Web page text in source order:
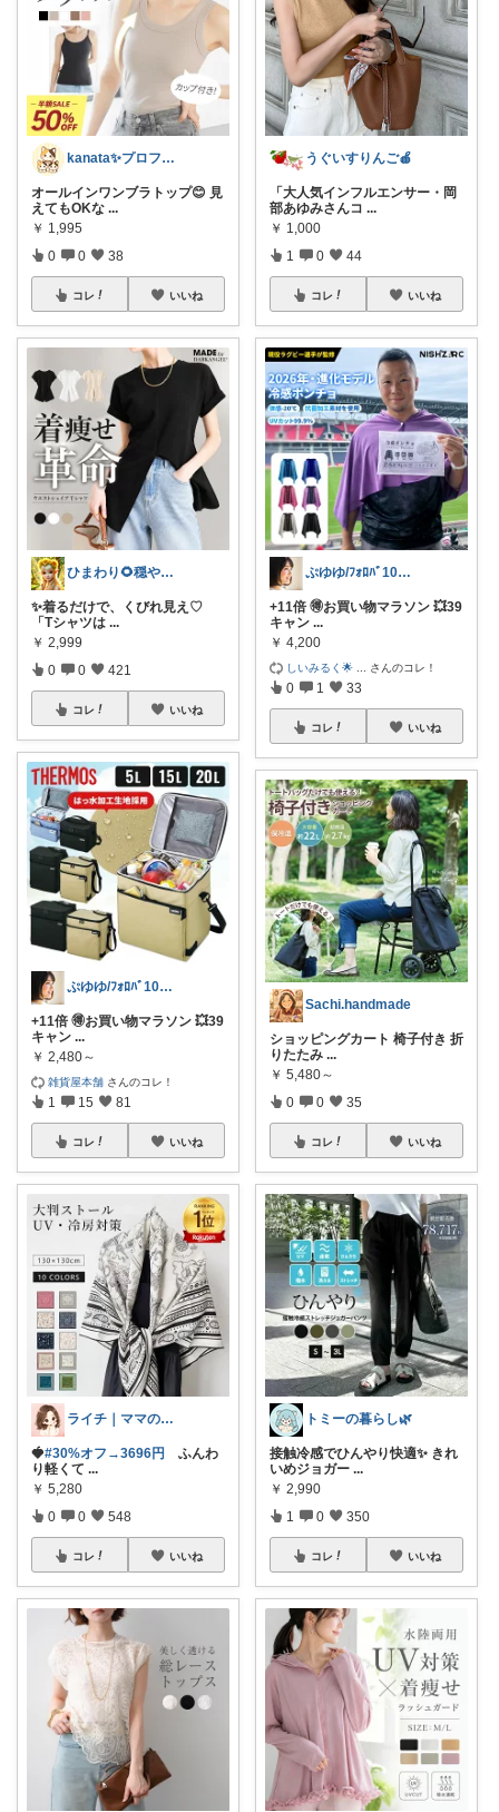
kanata✨プロフ写真変えました🐈
オールインワンブラトップ😊 見
えてもOKな ...
￥ 1,995
0 0 38
コレ いいね
ひまわり🌻穏やかな暮らし
✨着るだけで、くびれ見え♡
「Tシャツは ...
￥ 2,999
0 0 421
コレ いいね
ぷゆゆ/ﾌｫﾛﾊﾞ100 ♡から経由購入
+11倍 🉐お買い物マラソン 💥39
キャン ...
￥ 2,480～
雑貨屋本舗 さんのコレ！
1 15 81
コレ いいね
ライチ｜ママの時短美容&お出かけグッズ
🍓#30%オフ→3696円
ふんわ
り軽くて ...
￥ 5,280
0 0 548
コレ いいね
うぐいすりんご🍎
「大人気インフルエンサー・岡
部あゆみさんコ ...
￥ 1,000
1 0 44
コレ いいね
ぷゆゆ/ﾌｫﾛﾊﾞ100 ♡から経由購入
+11倍 🉐お買い物マラソン 💥39
キャン ...
￥ 4,200
しいみるく🌟 さんのコレ！
0 1 33
コレ いいね
Sachi.handmade
ショッピングカート 椅子付き 折
りたたみ ...
￥ 5,480～
0 0 35
コレ いいね
トミーの暮らし🌿
接触冷感でひんやり快適✨ きれ
いめジョガー ...
￥ 2,990
1 0 350
コレ いいね